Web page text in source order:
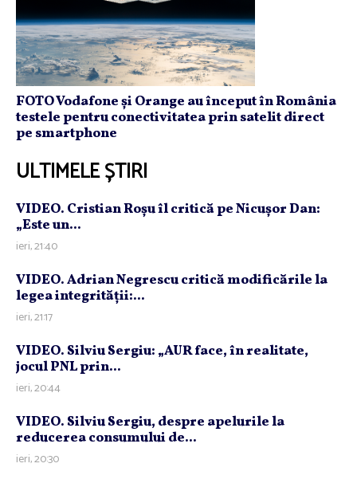
FOTO Vodafone și Orange au început în România
testele pentru conectivitatea prin satelit direct
pe smartphone
ULTIMELE ȘTIRI
VIDEO. Cristian Roşu îl critică pe Nicuşor Dan:
„Este un...
ieri, 21:40
VIDEO. Adrian Negrescu critică modificările la
legea integrităţii:...
ieri, 21:17
VIDEO. Silviu Sergiu: „AUR face, în realitate,
jocul PNL prin...
ieri, 20:44
VIDEO. Silviu Sergiu, despre apelurile la
reducerea consumului de...
ieri, 20:30